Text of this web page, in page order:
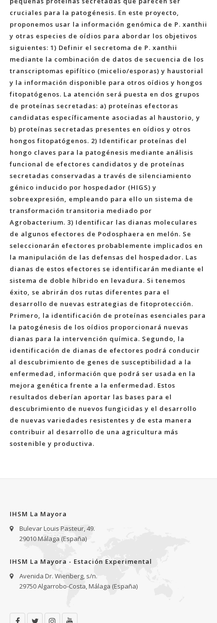
cruciales para la patogénesis. En este proyecto,
proponemos usar la información genómica de P. xanthii
y otras especies de oídios para abordar los objetivos
siguientes: 1) Definir el secretoma de P. xanthii
mediante la combinación de datos de secuencia de los
transcriptomas epifítico (micelio/esporas) y haustorial
y la información disponible para otros oídios y hongos
fitopatógenos. La atención será puesta en dos grupos
de proteínas secretadas: a) proteínas efectoras
candidatas específicamente asociadas al haustorio, y
b) proteínas secretadas presentes en oídios y otros
hongos fitopatógenos. 2) Identificar proteínas del
hongo claves para la patogénesis mediante análisis
funcional de efectores candidatos y de proteínas
secretadas conservadas a través de silenciamiento
génico inducido por hospedador (HIGS) y
sobreexpresión, empleando para ello un sistema de
transformación transitoria mediado por
Agrobacterium. 3) Identificar las dianas moleculares
de algunos efectores de Podosphaera en melón. Se
seleccionarán efectores probablemente implicados en
la manipulación de las defensas del hospedador. Las
dianas de estos efectores se identificarán mediante el
sistema de doble híbrido en levadura. Si tenemos
éxito, se abrirán dos rutas diferentes para el
desarrollo de nuevas estrategias de fitoprotección.
Primero, la identificación de proteínas esenciales para
la patogénesis de los oídios proporcionará nuevas
dianas para la intervención química. Segundo, la
identificación de dianas de efectores podrá conducir
al descubrimiento de genes de susceptibilidad a la
enfermedad, información que podrá ser usada en la
mejora genética frente a la enfermedad. Estos
resultados deberían aportar las bases para el
descubrimiento de nuevos fungicidas y el desarrollo
de nuevas variedades resistentes y de esta manera
contribuir al desarrollo de una agricultura más
sostenible y productiva.
IHSM La Mayora
Bulevar Louis Pasteur, 49.
29010 Málaga (España)
IHSM La Mayora - Estación Experimental
Avenida Dr. Wienberg, s/n.
29750 Algarrobo-Costa, Málaga (España)